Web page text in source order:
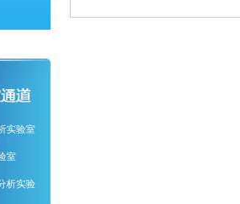
实验室
室
析实验